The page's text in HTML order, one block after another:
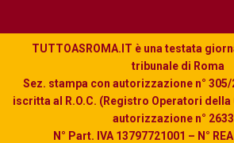
TUTTOASROMA.IT è una testata
tribunale di Roma
Sez. stampa con autorizzazione n°
iscritta al R.O.C. (Registro Operatori
autorizzazione n°
N° Part. IVA 13797721001 – N°